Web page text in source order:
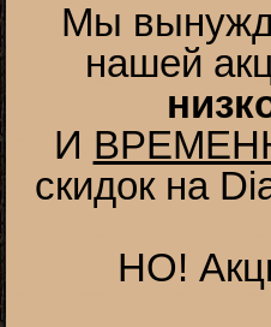
Мы
нашей
И
скидок на
НО!